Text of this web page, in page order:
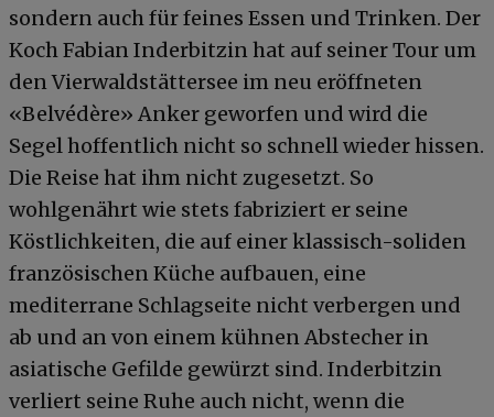
sondern auch für feines Essen und Trinken. Der
Koch Fabian Inderbitzin hat auf seiner Tour um
den Vierwaldstättersee im neu eröffneten
«Belvédère» Anker geworfen und wird die
Segel hoffentlich nicht so schnell wieder hissen.
Die Reise hat ihm nicht zugesetzt. So
wohlgenährt wie stets fabriziert er seine
Köstlichkeiten, die auf einer klassisch-soliden
französischen Küche aufbauen, eine
mediterrane Schlagseite nicht verbergen und
ab und an von einem kühnen Abstecher in
asiatische Gefilde gewürzt sind. Inderbitzin
verliert seine Ruhe auch nicht, wenn die